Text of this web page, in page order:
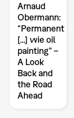
Arnaud
Obermann:
“Permanent
[…] wie oil
painting” –
A Look
Back and
the Road
Ahead